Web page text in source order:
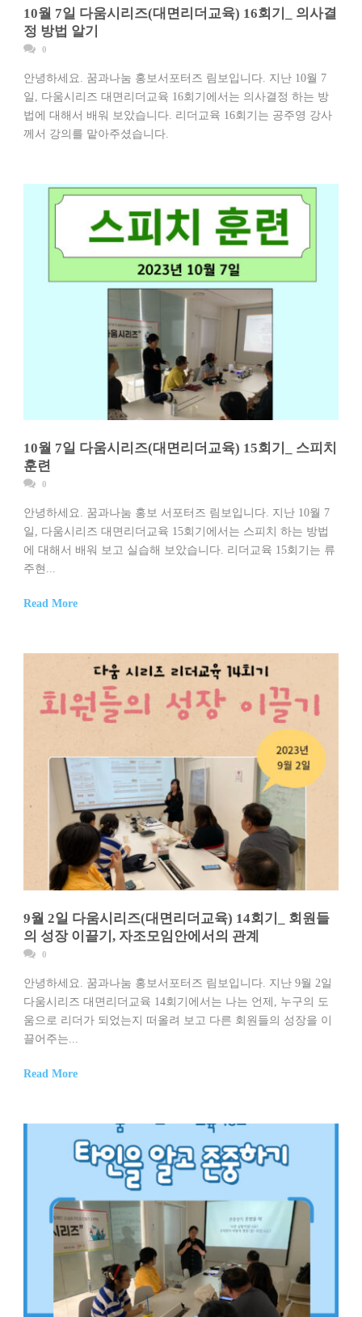
10월 7일 다움시리즈(대면리더교육) 16회기_ 의사결
정 방법 알기
0
안녕하세요. 꿈과나눔 홍보서포터즈 림보입니다. 지난 10월 7
일, 다움시리즈 대면리더교육 16회기에서는 의사결정 하는 방
법에 대해서 배워 보았습니다. 리더교육 16회기는 공주영 강사
께서 강의를 맡아주셨습니다.
10월 7일 다움시리즈(대면리더교육) 15회기_ 스피치
훈련
0
안녕하세요. 꿈과나눔 홍보 서포터즈 림보입니다. 지난 10월 7
일, 다움시리즈 대면리더교육 15회기에서는 스피치 하는 방법
에 대해서 배워 보고 실습해 보았습니다. 리더교육 15회기는 류
주현...
Read More
9월 2일 다움시리즈(대면리더교육) 14회기_ 회원들
의 성장 이끌기, 자조모임안에서의 관계
0
안녕하세요. 꿈과나눔 홍보서포터즈 림보입니다. 지난 9월 2일
다움시리즈 대면리더교육 14회기에서는 나는 언제, 누구의 도
움으로 리더가 되었는지 떠올려 보고 다른 회원들의 성장을 이
끌어주는...
Read More